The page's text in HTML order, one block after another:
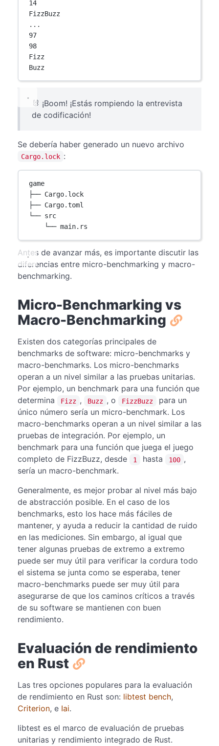
14
FizzBuzz
...
97
98
Fizz
Buzz
🐰 ¡Boom! ¡Estás rompiendo la entrevista
de codificación!
Se debería haber generado un nuevo archivo
Cargo.lock :
game
├── Cargo.lock
├── Cargo.toml
└── src
└── main.rs
Antes de avanzar más, es importante discutir las
diferencias entre micro-benchmarking y macro-
benchmarking.
Micro-Benchmarking vs
Macro-Benchmarking
Existen dos categorías principales de
benchmarks de software: micro-benchmarks y
macro-benchmarks. Los micro-benchmarks
operan a un nivel similar a las pruebas unitarias.
Por ejemplo, un benchmark para una función que
determina
Fizz , Buzz , o FizzBuzz
para un
único número sería un micro-benchmark. Los
macro-benchmarks operan a un nivel similar a las
pruebas de integración. Por ejemplo, un
benchmark para una función que juega el juego
completo de FizzBuzz, desde
1 hasta 100 ,
sería un macro-benchmark.
Generalmente, es mejor probar al nivel más bajo
de abstracción posible. En el caso de los
benchmarks, esto los hace más fáciles de
mantener, y ayuda a reducir la cantidad de ruido
en las mediciones. Sin embargo, al igual que
tener algunas pruebas de extremo a extremo
puede ser muy útil para verificar la cordura todo
el sistema se junta como se esperaba, tener
macro-benchmarks puede ser muy útil para
asegurarse de que los caminos críticos a través
de su software se mantienen con buen
rendimiento.
Evaluación de rendimiento
en Rust
Las tres opciones populares para la evaluación
de rendimiento en Rust son: libtest bench,
Criterion, e Iai.
libtest es el marco de evaluación de pruebas
unitarias y rendimiento integrado de Rust.